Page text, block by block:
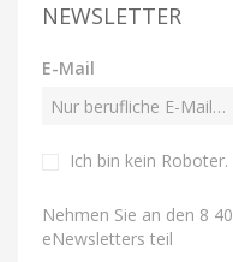
NEWSLETTER
E-Mail
Ich bin kein Roboter.
Nehmen Sie an den 8
eNewsletters teil